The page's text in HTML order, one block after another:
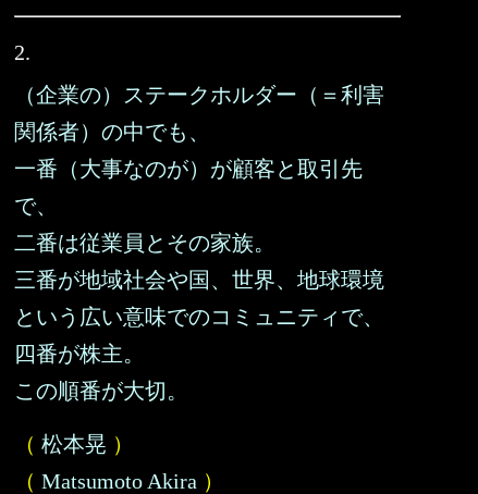
2.
（企業の）ステークホルダー（＝利害
関係者）の中でも、
一番（大事なのが）が顧客と取引先
で、
二番は従業員とその家族。
三番が地域社会や国、世界、地球環境
という広い意味でのコミュニティで、
四番が株主。
この順番が大切。
（ 松本晃 ）
（ Matsumoto Akira ）